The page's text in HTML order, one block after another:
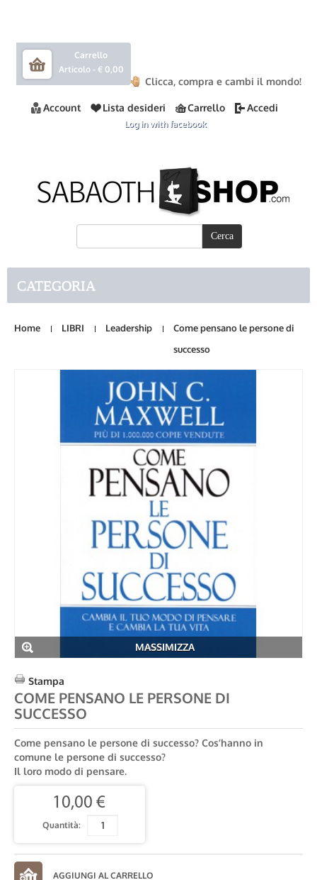
Carrello
Articolo - € 0,00
Clicca, compra e cambi il mondo!
Account Lista desideri Carrello Accedi
Log in with facebook
CATEGORIA
Home LIBRI Leadership
Come pensano le persone di
successo
MASSIMIZZA
Stampa
COME PENSANO LE PERSONE DI
SUCCESSO
Come pensano le persone di successo? Cos’hanno in
comune le persone di successo?
Il loro modo di pensare.
10,00 €
Quantità: